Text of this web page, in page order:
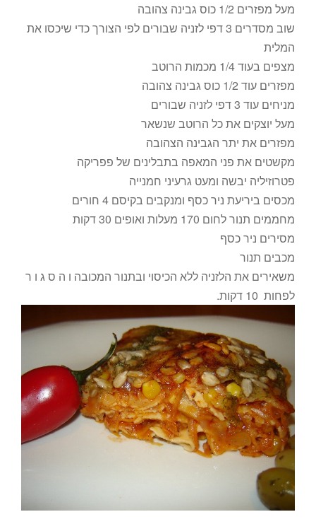
מעל מפזרים 1/2 כוס גבינה צהובה
שוב מסדרים 3 דפי לזניה שבורים לפי הצורך כדי שיכסו את
המלית
מצפים בעוד 1/4 מכמות הרוטב
מפזרים עוד 1/2 כוס גבינה צהובה
מניחים עוד 3 דפי לזניה שבורים
מעל יוצקים את כל הרוטב שנשאר
מפזרים את יתר הגבינה הצהובה
מקשטים את פני המאפה בתבלינים של פפריקה
פטרוזיליה יבשה ומעט גרעיני חמנייה
מכסים ביריעת ניר כסף ומנקבים בקיסם 4 חורים
מחממים תנור לחום 170 מעלות ואופים 30 דקות
מסירים ניר כסף
מכבים תנור
משאירים את הלזניה ללא הכיסוי ובתנור המכובה ו ה ס ג ו ר
לפחות 10 דקות.